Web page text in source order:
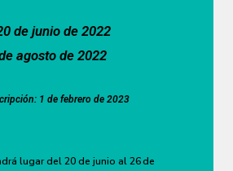
de junio de 2022
agosto de 2022
1 de febrero de 2023
lugar del 20 de junio al 26 de